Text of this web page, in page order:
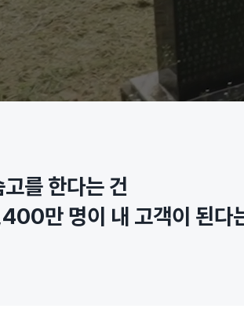
고를 한다는 건
만 명이 내 고객이 된다